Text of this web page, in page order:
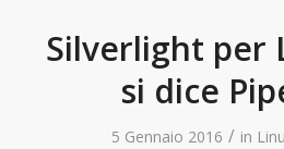
Silverlight per
si dice
5 Gennaio 2016 / in